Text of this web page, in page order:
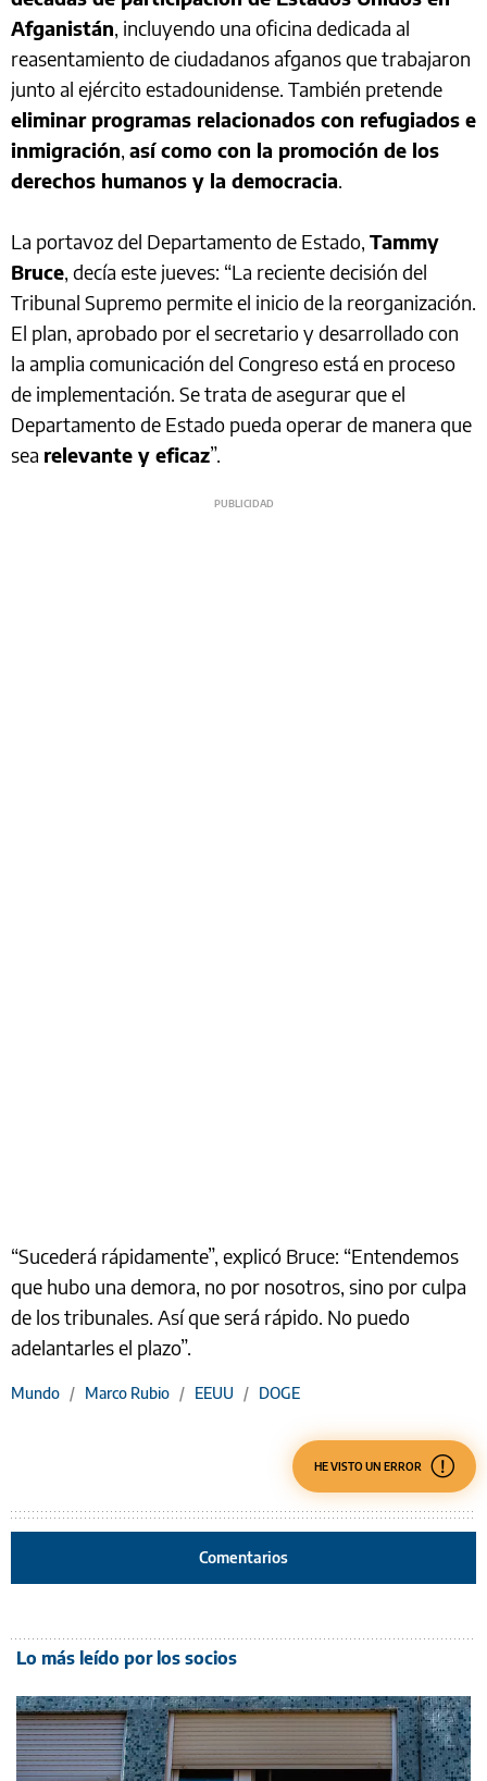
Afganistán, incluyendo una oficina dedicada al
reasentamiento de ciudadanos afganos que trabajaron
junto al ejército estadounidense. También pretende
eliminar programas relacionados con refugiados e
inmigración, así como con la promoción de los
derechos humanos y la democracia.
La portavoz del Departamento de Estado, Tammy
Bruce, decía este jueves: “La reciente decisión del
Tribunal Supremo permite el inicio de la reorganización.
El plan, aprobado por el secretario y desarrollado con
la amplia comunicación del Congreso está en proceso
de implementación. Se trata de asegurar que el
Departamento de Estado pueda operar de manera que
sea relevante y eficaz”.
“Sucederá rápidamente”, explicó Bruce: “Entendemos
que hubo una demora, no por nosotros, sino por culpa
de los tribunales. Así que será rápido. No puedo
adelantarles el plazo”.
Mundo / Marco Rubio / EEUU / DOGE
HE VISTO UN ERROR
Comentarios
Lo más leído por los socios